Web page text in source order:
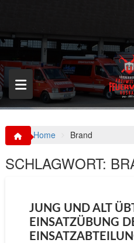
p
o
c
o
n
t
Home Brand
SCHLAGWORT:
JUNG UND ALT
EINSATZÜBUNG